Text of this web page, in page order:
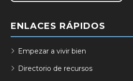
ENLACES RÁPIDOS
Empezar a vivir bien
Directorio de recursos